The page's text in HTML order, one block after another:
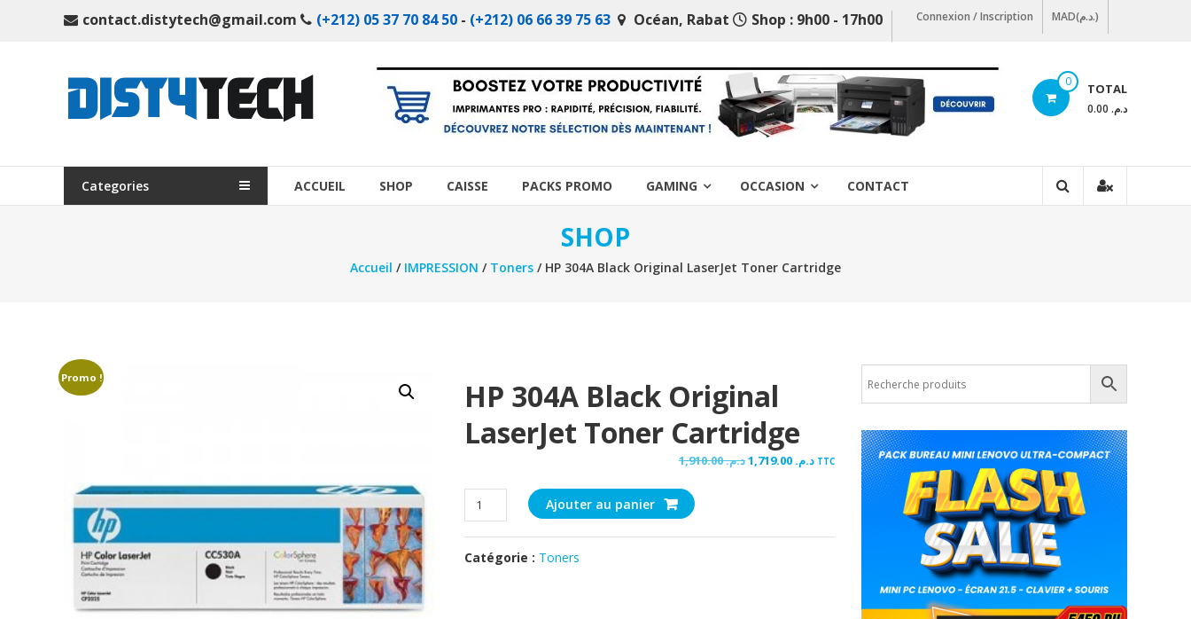
contact.distytech@gmail.com (+212) 05 37 70 84 50 - (+212) 06 66 39 75 63 Océan, Rabat Shop : 9h00 - 17h00 Connexion / Inscription MAD(د.م.)
DistyTech
Votre
ligne
de
0 TOTAL
د.م. 0.00
Categories ACCUEIL SHOP CAISSE PACKS PROMO GAMING OCCASION CONTACT
SHOP
Accueil / IMPRESSION / Toners / HP 304A Black Original LaserJet Toner Cartridge
Promo !
HP 304A Black Original
LaserJet Toner Cartridge
د.م.1,910.00
Le
د.م. 1,910.00.
د.م.Le
TTC
quantité
de
HP
304A
Ajouter au panier
Catégorie : Toners